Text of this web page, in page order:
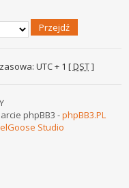
UTC + 1 [DST]
phpBB3 -phpBB3.PL
Studio